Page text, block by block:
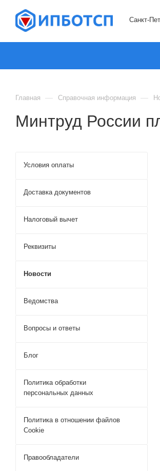
Санкт-
Главная — Справочная информация —
Минтруд России
Условия оплаты
Доставка документов
Налоговый вычет
Реквизиты
Новости
Ведомства
Вопросы и ответы
Блог
Политика обработки
персональных данных
Политика в отношении файлов
Cookie
Правообладатели